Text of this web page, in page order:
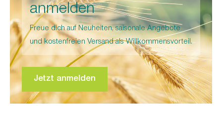
anmelden
Freue dich auf Neuheiten, saisonale Angebote
und kostenfreien Versand als Willkommensvorteil.
Jetzt anmelden